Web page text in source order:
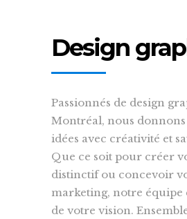
Design
Passionnés de design
Montréal, nous donnons
idées avec créativité et
Que ce soit pour créer
distinctif ou concevoir
marketing, notre équipe
de votre vision.